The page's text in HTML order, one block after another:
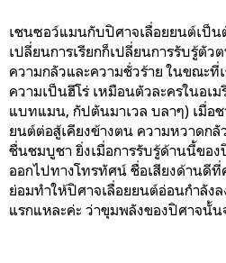
เชนซอว์แมนกับปิศาจเลื่อยยนต์เป็น
เปลี่ยนการเรียกก็เปลี่ยนการรับรู้ตั
ความกลัวและความชั่วร้าย ในขณะ
ความเป็นฮีโร่ เหมือนตัวละครในอเ
แบทแมน, กัปตันมาเวล บลาๆ) เมื่อช
ยนต์ต่อสู้เคียงข้างตน ความหวาดก
ชื่นชมบูชา ยิ่งเมื่อการรับรู้ด้านนี้ขอ
ออกไปทางโทรทัศน์ ชื่อเสียงด้านดี
ย่อมทำให้ปิศาจเลื่อยยนต์อ่อนกำลัง
แรกแหละค่ะ ว่าขุมพลังของปิศาจนั้